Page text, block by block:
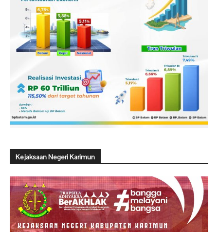
Kejaksaan Negeri Karimun